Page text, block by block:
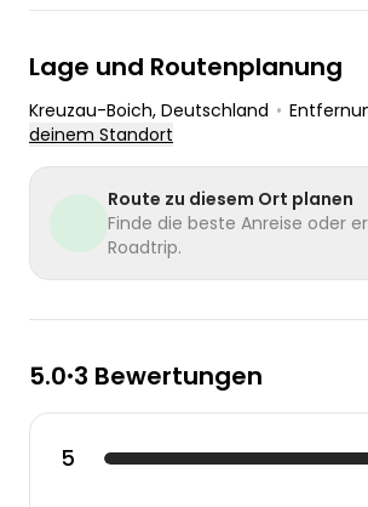
Lage und Routenplanung
Kreuzau-Boich, Deutschland •
deinem Standort
Route zu diesem Ort planen
Finde die beste Anreise oder
Roadtrip.
5.0•3 Bewertungen
5